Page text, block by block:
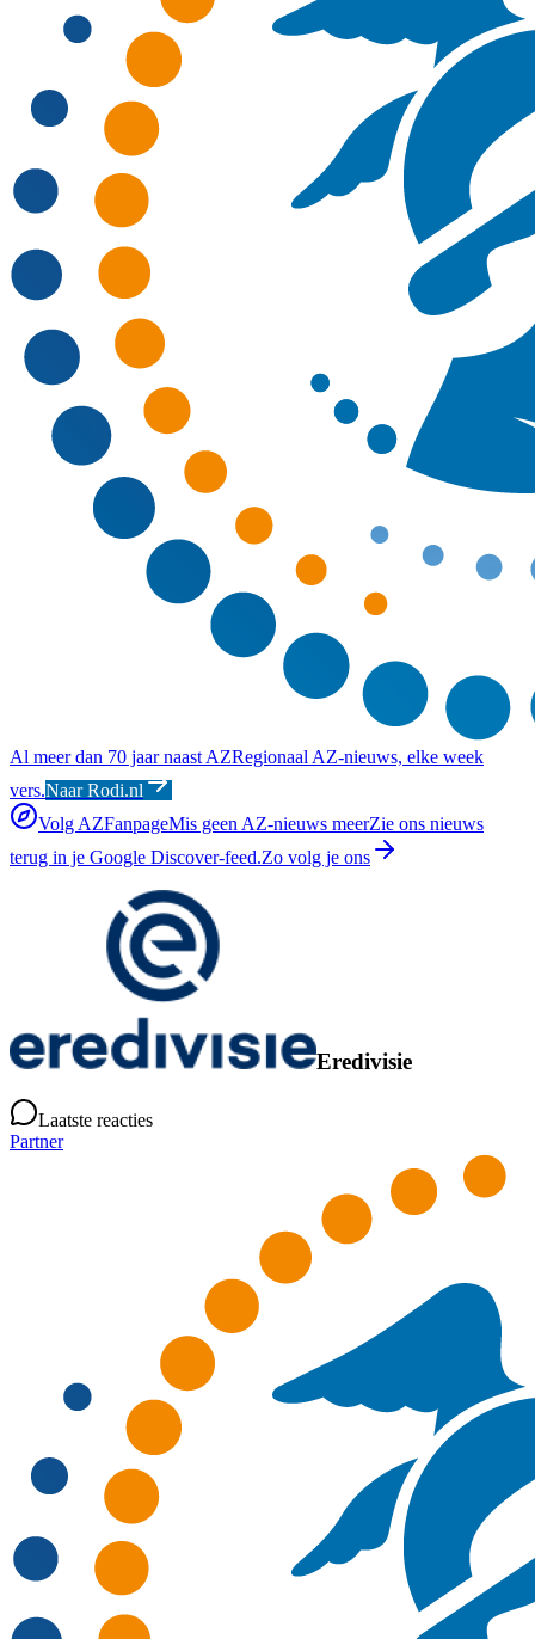
Al meer dan 70 jaar naast AZRegionaal AZ-nieuws, elke week
vers.Naar Rodi.nl
Volg AZFanpageMis geen AZ-nieuws meerZie ons nieuws
terug in je Google Discover-feed.Zo volg je ons
Eredivisie
Laatste reacties
Partner